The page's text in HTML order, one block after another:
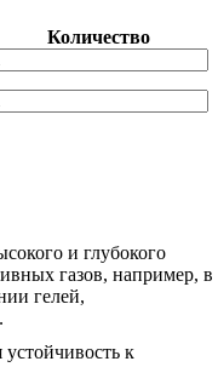
Количество
и глубокого
газов, например, в
гелей,
к